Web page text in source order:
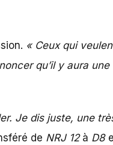
« Ceux qui
qu’il y aura
Je dis juste, une
de NRJ 12à D8